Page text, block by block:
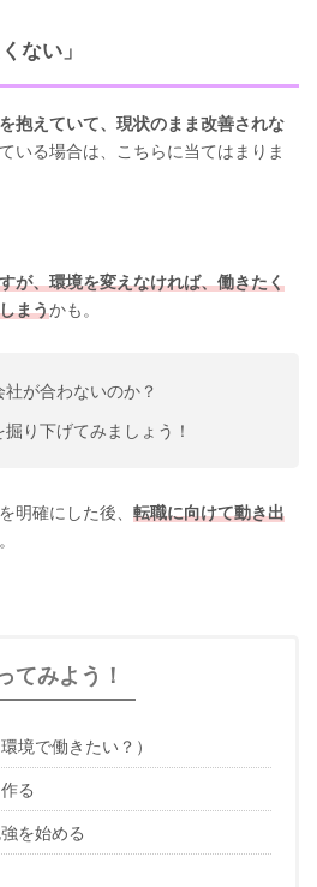
ない」
抱えていて、現状のまま改善されな
いる場合は、こちらに当てはまりま
が、環境を変えなければ、働きたく
まうかも。
が合わないのか？
り下げてみましょう！
明確にした後、 転職に向けて動き出
てみよう！
境で働きたい？）
る
を始める